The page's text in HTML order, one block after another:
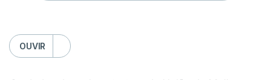
OUVIR